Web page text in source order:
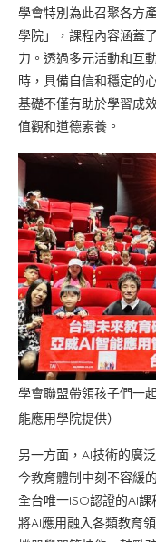
學會特別為此召聚各方
學院」，課程內容涵蓋
力。透過多元活動和互
時，具備自信和穩定的
基礎不僅有助於學習成
值觀和道德素養。
學會聯盟帶領孩子們一
能應用學院提供）
另一方面，AI技術的廣
今教育體制中刻不容緩
全台唯一ISO認證的AI
將AI應用融入各類教育